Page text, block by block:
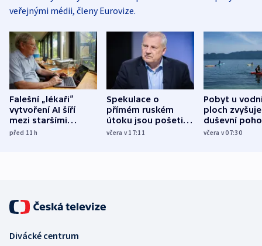
veřejnými médii, členy Eurovize.
Falešní „lékaři“
vytvoření AI šíří
mezi staršími
Poláky nebezpečné
před 11h
Spekulace o
přímém ruském
útoku jsou pošetilé,
míní estonský
včera v 17:11
Pobyt u
ploch zvyšuje
duševní
ukázala
včera v 07:30
Divácké centrum